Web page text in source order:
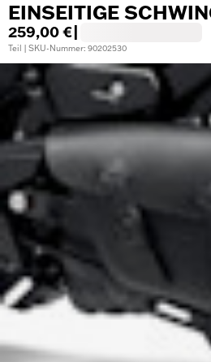
EINSEITIGE
259,00 €
Teil | SKU-Nummer: 90202530